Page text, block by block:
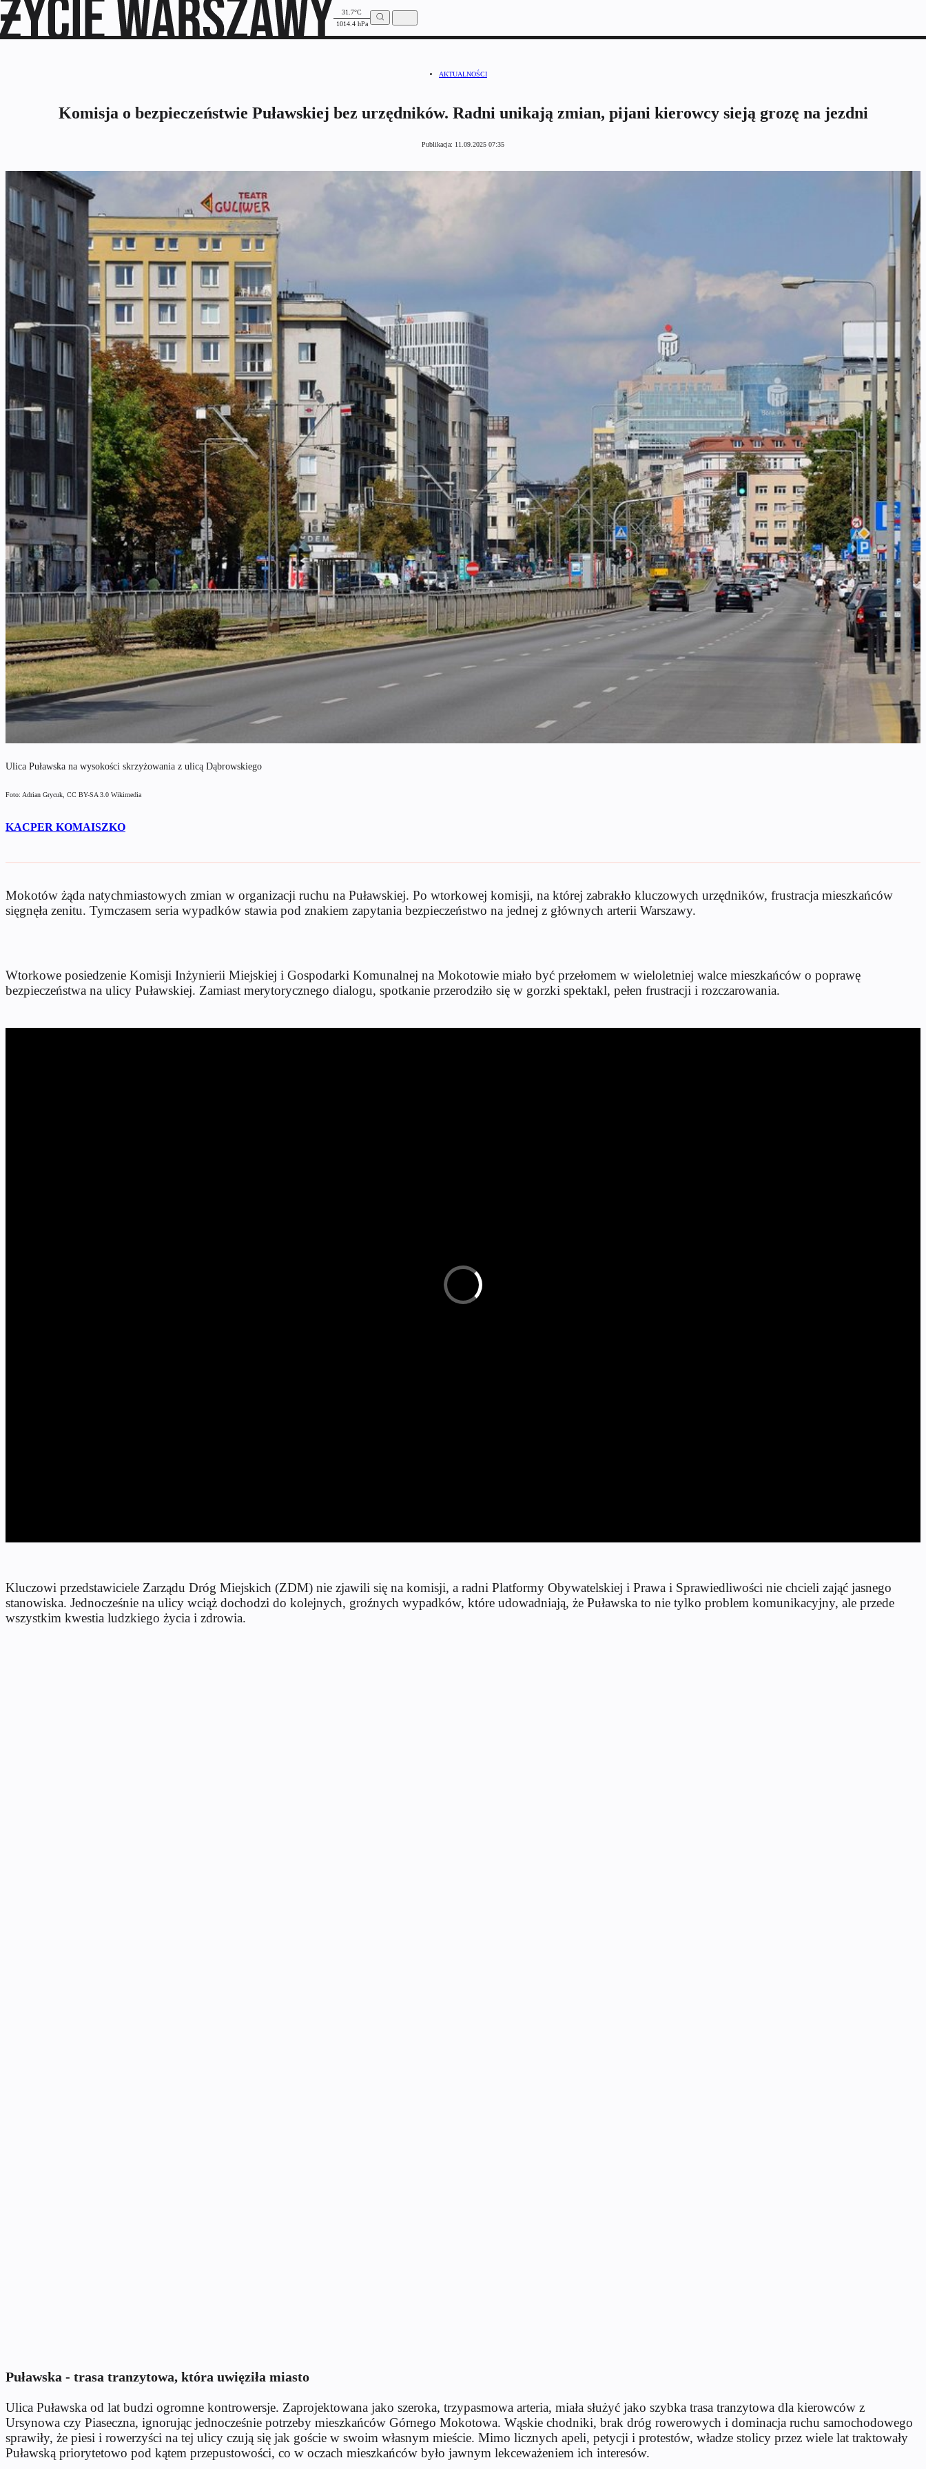
31.7°C
1014.4 hPa
AKTUALNOŚCI
Komisja o bezpieczeństwie Puławskiej bez urzędników. Radni unikają zmian, pijani kierowcy sieją grozę na jezdni
Publikacja: 11.09.2025 07:35
Ulica Puławska na wysokości skrzyżowania z ulicą Dąbrowskiego
Foto: Adrian Grycuk, CC BY-SA 3.0 Wikimedia
KACPER KOMAISZKO
Mokotów żąda natychmiastowych zmian w organizacji ruchu na Puławskiej. Po wtorkowej komisji, na której zabrakło kluczowych urzędników, frustracja mieszkańców
sięgnęła zenitu. Tymczasem seria wypadków stawia pod znakiem zapytania bezpieczeństwo na jednej z głównych arterii Warszawy.
Wtorkowe posiedzenie Komisji Inżynierii Miejskiej i Gospodarki Komunalnej na Mokotowie miało być przełomem w wieloletniej walce mieszkańców o poprawę
bezpieczeństwa na ulicy Puławskiej. Zamiast merytorycznego dialogu, spotkanie przerodziło się w gorzki spektakl, pełen frustracji i rozczarowania.
Kluczowi przedstawiciele Zarządu Dróg Miejskich (ZDM) nie zjawili się na komisji, a radni Platformy Obywatelskiej i Prawa i Sprawiedliwości nie chcieli zająć jasnego
stanowiska. Jednocześnie na ulicy wciąż dochodzi do kolejnych, groźnych wypadków, które udowadniają, że Puławska to nie tylko problem komunikacyjny, ale przede
wszystkim kwestia ludzkiego życia i zdrowia.
Puławska - trasa tranzytowa, która uwięziła miasto
Ulica Puławska od lat budzi ogromne kontrowersje. Zaprojektowana jako szeroka, trzypasmowa arteria, miała służyć jako szybka trasa tranzytowa dla kierowców z
Ursynowa czy Piaseczna, ignorując jednocześnie potrzeby mieszkańców Górnego Mokotowa. Wąskie chodniki, brak dróg rowerowych i dominacja ruchu samochodowego
sprawiły, że piesi i rowerzyści na tej ulicy czują się jak goście w swoim własnym mieście. Mimo licznych apeli, petycji i protestów, władze stolicy przez wiele lat traktowały
Puławską priorytetowo pod kątem przepustowości, co w oczach mieszkańców było jawnym lekceważeniem ich interesów.